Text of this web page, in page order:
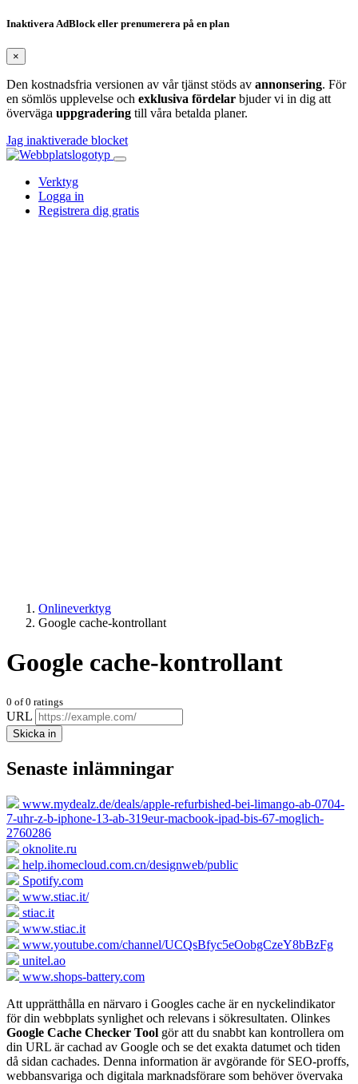
Inaktivera AdBlock eller prenumerera på en plan
×
Den kostnadsfria versionen av vår tjänst stöds av annonsering. För
en sömlös upplevelse och exklusiva fördelar bjuder vi in dig att
överväga uppgradering till våra betalda planer.
Jag inaktiverade blocket
Verktyg
Logga in
Registrera dig gratis
Onlineverktyg
Google cache-kontrollant
Google cache-kontrollant
0 of0 ratings
URL
Skicka in
Senaste inlämningar
www.mydealz.de/deals/apple-refurbished-bei-limango-ab-0704-
7-uhr-z-b-iphone-13-ab-319eur-macbook-ipad-bis-67-moglich-
2760286
oknolite.ru
help.ihomecloud.com.cn/designweb/public
Spotify.com
www.stiac.it/
stiac.it
www.stiac.it
www.youtube.com/channel/UCQsBfyc5eOobgCzeY8bBzFg
unitel.ao
www.shops-battery.com
Att upprätthålla en närvaro i Googles cache är en nyckelindikator
för din webbplats synlighet och relevans i sökresultaten. Olinkes
Google Cache Checker Tool gör att du snabbt kan kontrollera om
din URL är cachad av Google och se det exakta datumet och tiden
då sidan cachades. Denna information är avgörande för SEO-proffs,
webbansvariga och digitala marknadsförare som behöver övervaka